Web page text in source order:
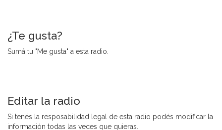
¿Te gusta?
Sumá tu "Me gusta" a esta radio.
Editar la radio
Si tenés la resposabilidad legal de esta radio podés modificar la
información todas las veces que quieras.